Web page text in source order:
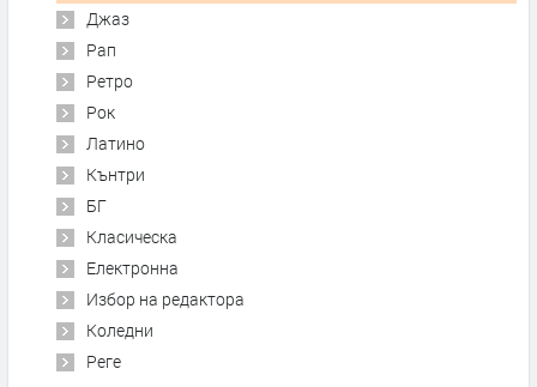
Джаз
Рап
Ретро
Рок
Латино
Кънтри
БГ
Класическа
Електронна
Избор на редактора
Коледни
Реге